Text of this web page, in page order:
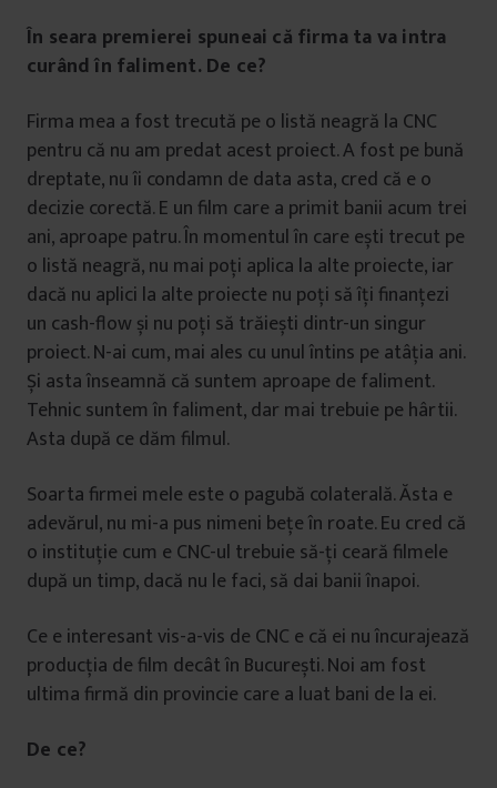
În seara premierei spuneai că firma ta va intra
curând în faliment. De ce?
Firma mea a fost trecută pe o listă neagră la CNC
pentru că nu am predat acest proiect. A fost pe bună
dreptate, nu îi condamn de data asta, cred că e o
decizie corectă. E un film care a primit banii acum trei
ani, aproape patru. În momentul în care ești trecut pe
o listă neagră, nu mai poți aplica la alte proiecte, iar
dacă nu aplici la alte proiecte nu poți să îți finanțezi
un cash-flow și nu poți să trăiești dintr-un singur
proiect. N-ai cum, mai ales cu unul întins pe atâția ani.
Și asta înseamnă că suntem aproape de faliment.
Tehnic suntem în faliment, dar mai trebuie pe hârtii.
Asta după ce dăm filmul.
Soarta firmei mele este o pagubă colaterală. Ăsta e
adevărul, nu mi-a pus nimeni bețe în roate. Eu cred că
o instituție cum e CNC-ul trebuie să-ți ceară filmele
după un timp, dacă nu le faci, să dai banii înapoi.
Ce e interesant vis-a-vis de CNC e că ei nu încurajează
producția de film decât în București. Noi am fost
ultima firmă din provincie care a luat bani de la ei.
De ce?